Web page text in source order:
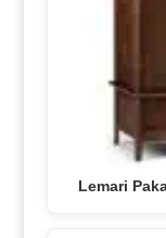
Lemari